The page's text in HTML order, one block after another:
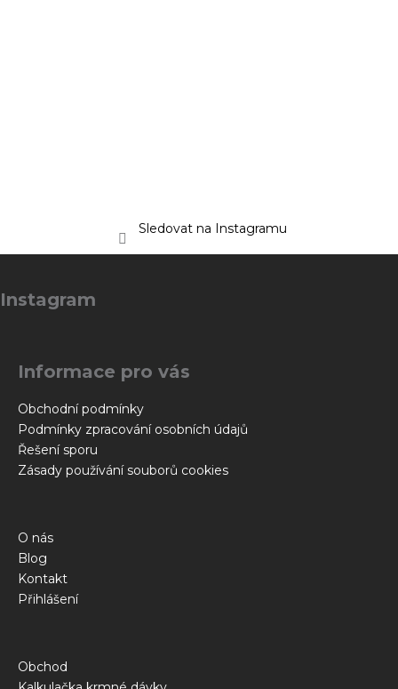
Sledovat na Instagramu
á
p
Instagram
Informace pro vás
Obchodní podmínky
Podmínky zpracování osobních údajů
Řešení sporu
Zásady používání souborů cookies
O nás
Blog
Kontakt
Přihlášení
Obchod